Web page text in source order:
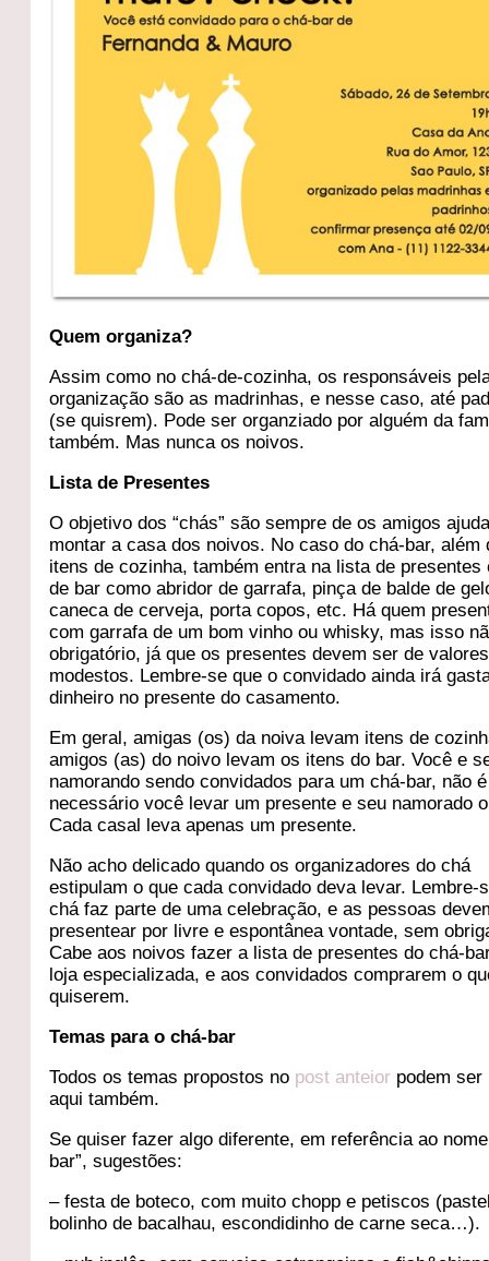
Quem organiza?
Assim como no chá-de-cozinha, os responsáveis
organização são as madrinhas, e nesse caso, até
(se quisrem). Pode ser organziado por alguém da
também. Mas nunca os noivos.
Lista de Presentes
O objetivo dos “chás” são sempre de os amigos
montar a casa dos noivos. No caso do chá-bar, além
itens de cozinha, também entra na lista de presentes
de bar como abridor de garrafa, pinça de balde de
caneca de cerveja, porta copos, etc. Há quem
com garrafa de um bom vinho ou whisky, mas isso
obrigatório, já que os presentes devem ser de valores
modestos. Lembre-se que o convidado ainda irá
dinheiro no presente do casamento.
Em geral, amigas (os) da noiva levam itens de
amigos (as) do noivo levam os itens do bar. Você e
namorando sendo convidados para um chá-bar, não é
necessário você levar um presente e seu namorado
Cada casal leva apenas um presente.
Não acho delicado quando os organizadores do chá
estipulam o que cada convidado deva levar. Lembre-
chá faz parte de uma celebração, e as pessoas
presentear por livre e espontânea vontade, sem
Cabe aos noivos fazer a lista de presentes do chá-
loja especializada, e aos convidados comprarem o
quiserem.
Temas para o chá-bar
Todos os temas propostos no post anteior podem ser
aqui também.
Se quiser fazer algo diferente, em referência ao
bar”, sugestões:
– festa de boteco, com muito chopp e petiscos
bolinho de bacalhau, escondidinho de carne seca…).